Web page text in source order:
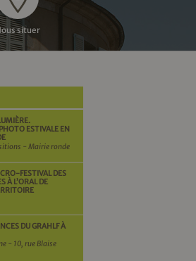
situer
ESTIVALE EN
- Mairie ronde
FESTIVAL DES
À L’ORAL DE
DU GRAHLF À
- 10, rue Blaise